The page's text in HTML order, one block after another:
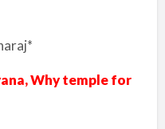
Why temple for